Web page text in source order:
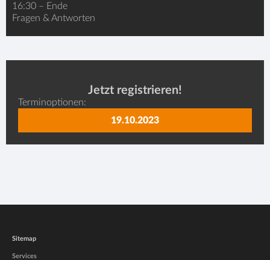
16:30 – Ende
Fragen & Antworten
Jetzt registrieren!
Terminoptionen:
19.10.2023
Sitemap
Services